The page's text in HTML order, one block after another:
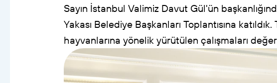
Sayın İstanbul Valimiz Davut Gül'ün
Yakası Belediye Başkanları Toplantısına katıldık.
hayvanlarına yönelik yürütülen çalışmaları